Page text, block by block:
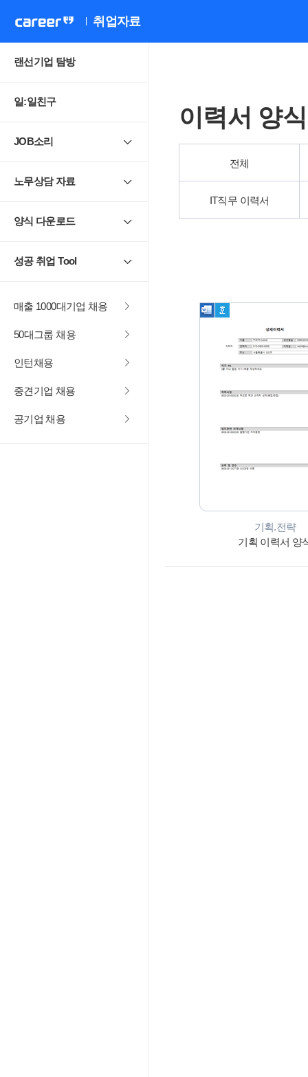
취업자료
랜선기업 탐방
일:일친구
JOB소리
노무상담 자료
양식 다운로드
성공 취업 Tool
매출 1000대기업 채용
50대그룹 채용
인턴채용
중견기업 채용
공기업 채용
이력서 양
전체
IT직무 이력서
기획.전략
기획 이력서 양